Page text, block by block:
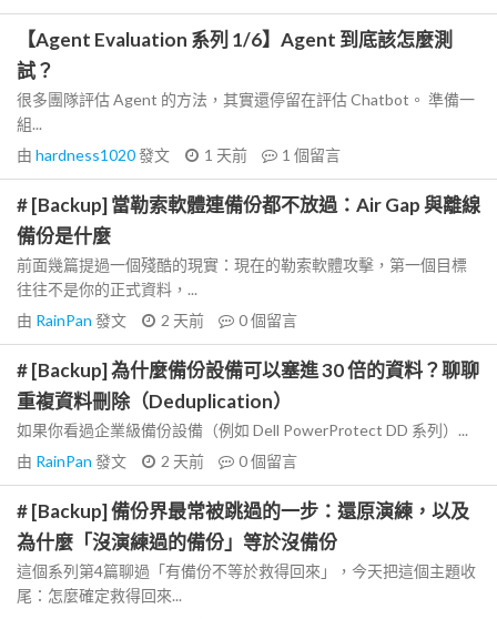
【Agent Evaluation 系列 1/6】Agent 到底該怎麼測
試？
很多團隊評估 Agent 的方法，其實還停留在評估 Chatbot。 準備一
組...
由 hardness1020發文 1 天前 1 個留言
# [Backup] 當勒索軟體連備份都不放過：Air Gap 與離線
備份是什麼
前面幾篇提過一個殘酷的現實：現在的勒索軟體攻擊，第一個目標
往往不是你的正式資料，...
由 RainPan 發文 2 天前 0個留言
# [Backup] 為什麼備份設備可以塞進 30 倍的資料？聊聊
重複資料刪除（Deduplication）
如果你看過企業級備份設備（例如 Dell PowerProtect DD 系列）...
由 RainPan 發文 2 天前 0個留言
# [Backup] 備份界最常被跳過的一步：還原演練，以及
為什麼「沒演練過的備份」等於沒備份
這個系列第4篇聊過「有備份不等於救得回來」，今天把這個主題收
尾：怎麼確定救得回來...